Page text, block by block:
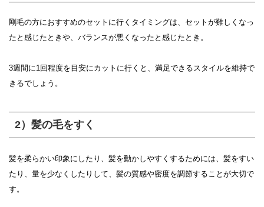
剛毛の方におすすめのセットに行くタイミングは、セットが難しくなっ
たと感じたときや、バランスが悪くなったと感じたとき。
3週間に1回程度を目安にカットに行くと、満足できるスタイルを維持で
きるでしょう。
2）髪の毛をすく
髪を柔らかい印象にしたり、髪を動かしやすくするためには、髪をすい
たり、量を少なくしたりして、髪の質感や密度を調節することが大切で
す。